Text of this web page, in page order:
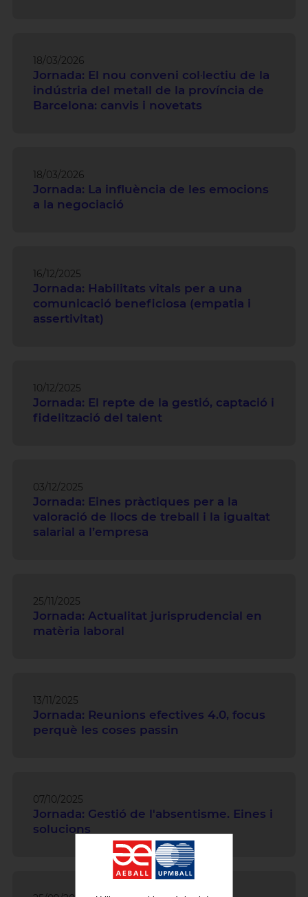
18/03/2026
Jornada: El nou conveni col·lectiu de la
indústria del metall de la província de
Barcelona: canvis i novetats
18/03/2026
Jornada: La influència de les emocions
a la negociació
16/12/2025
Jornada: Habilitats vitals per a una
comunicació beneficiosa (empatia i
assertivitat)
10/12/2025
Jornada: El repte de la gestió, captació i
fidelització del talent
03/12/2025
Jornada: Eines pràctiques per a la
valoració de llocs de treball i la igualtat
salarial a l’empresa
25/11/2025
Jornada: Actualitat jurisprudencial en
matèria laboral
13/11/2025
Jornada: Reunions efectives 4.0, focus
perquè les coses passin
07/10/2025
Jornada: Gestió de l'absentisme. Eines i
solucions